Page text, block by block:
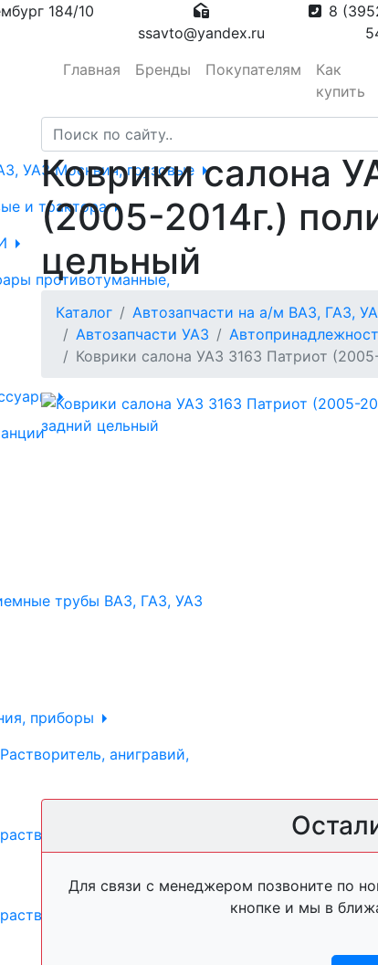
184/10
ssavto@yandex.ru
8
Главная Бренды Покупателям
Как
купить
УАЗ Москвич, грузовые
и трактора
противотуманные,
трубы ВАЗ, ГАЗ, УАЗ
приборы
анигравий,
анигравий,
антигравий,
Коврики салона
(2005-2014г.)
цельный
Каталог Автозапчасти на а/м ВАЗ, ГАЗ,
Автозапчасти УАЗ
Коврики салона УАЗ 3163 Патриот
Для связи с менеджером позвоните по
кнопке и мы в